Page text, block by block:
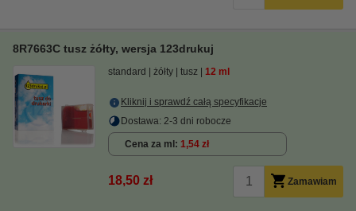
8R7663C tusz żółty, wersja 123drukuj
standard żółty tusz 12 ml
Kliknij i sprawdź całą specyfikacje
Dostawa: 2-3 dni robocze
Cena za ml 1,54 zł
18,50 zł Zamawiam